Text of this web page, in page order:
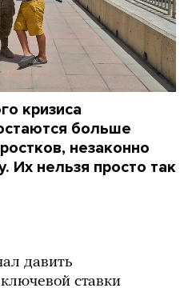
кризиса
больше
незаконно
Их нельзя просто так
давить
ставки